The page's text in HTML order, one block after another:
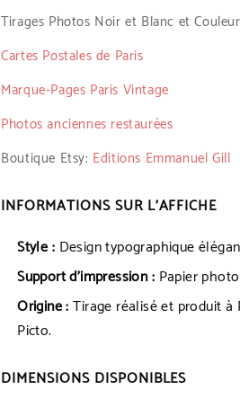
Tirages Photos Noir et Blanc et
Cartes Postales de Paris
Marque-Pages Paris Vintage
Photos anciennes restaurées
Boutique Etsy: Editions Emmanuel Gill
INFORMATIONS SUR L’AFFICHE
Style : Design typographique
Support d’impression : Papier
Origine :Tirage réalisé et produit à
Picto.
DIMENSIONS DISPONIBLES